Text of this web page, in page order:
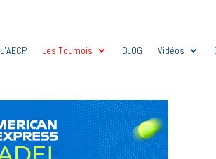
L’AECP Les Tournois BLOG Vidéos